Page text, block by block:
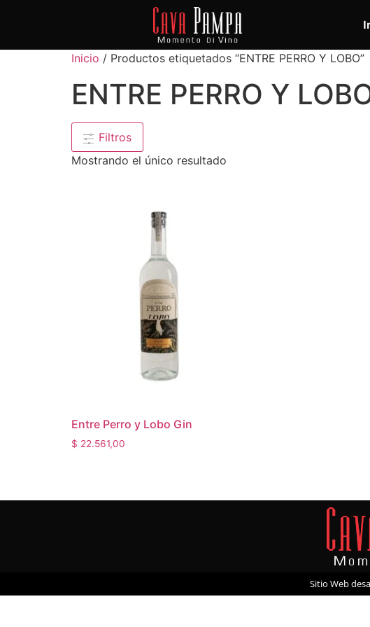
Inicio / Productos etiquetados “ENTRE PERRO Y LOBO”
ENTRE PERRO Y
Filtros
Mostrando el único resultado
Entre Perro y Lobo Gin
$ 22.561,00
Sitio Web